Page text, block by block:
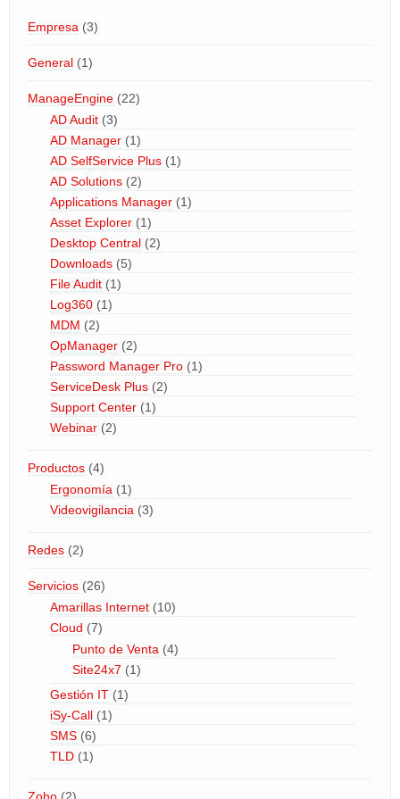
Empresa (3)
General (1)
ManageEngine (22)
AD Audit (3)
AD Manager (1)
AD SelfService Plus (1)
AD Solutions (2)
Applications Manager (1)
Asset Explorer (1)
Desktop Central (2)
Downloads (5)
File Audit (1)
Log360 (1)
MDM (2)
OpManager (2)
Password Manager Pro (1)
ServiceDesk Plus (2)
Support Center (1)
Webinar (2)
Productos (4)
Ergonomía (1)
Videovigilancia (3)
Redes (2)
Servicios (26)
Amarillas Internet (10)
Cloud (7)
Punto de Venta (4)
Site24x7 (1)
Gestión IT (1)
iSy-Call (1)
SMS (6)
TLD (1)